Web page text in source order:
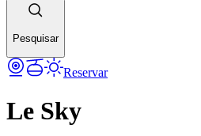
Pesquisar
Reservar
Le Sky